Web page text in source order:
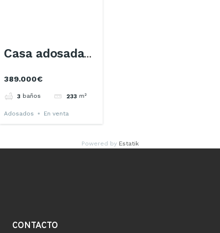
Casa adosada
en Castellar del
Vallès
389.000€
3 baños 233 m²
Adosados En venta
Powered by Estatik
CONTACTO